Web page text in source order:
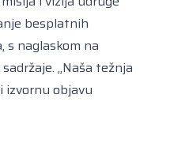
besplatnih
s naglaskom na
„Naša težnja
izvornu objavu